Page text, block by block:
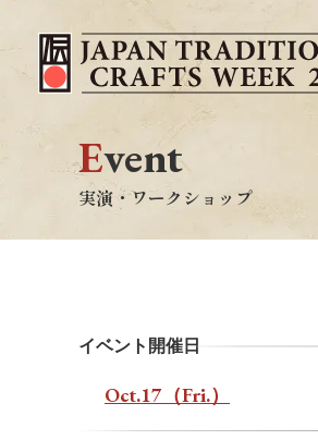
Event
実演・ワークショップ
イベント開催日
Oct.17（Fri.）